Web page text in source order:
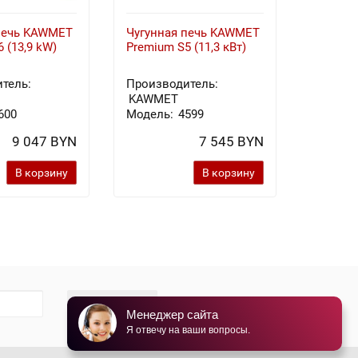
KAWMET
(13,9 kW)
9 047 BYN
В корзину
Чугунная печь KAWMET
Premium S5 (11,3 кВт)
Производитель:
KAWMET
Модель: 4599
7 545 BYN
В корзину
Подписаться
Менеджер сайта
Я отвечу на ваши вопросы.